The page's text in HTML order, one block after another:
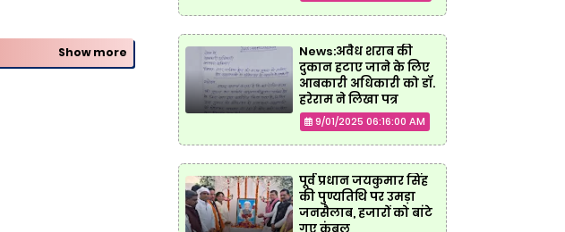
Show more
News:अवैध शराब की
दुकान हटाए जाने के लिए
आबकारी अधिकारी को डॉ.
हरेराम ने लिखा पत्र
9/01/2025 06:16:00 AM
पूर्व प्रधान जयकुमार सिंह
की पुण्यतिथि पर उमड़ा
जनसैलाब, हजारों को बांटे